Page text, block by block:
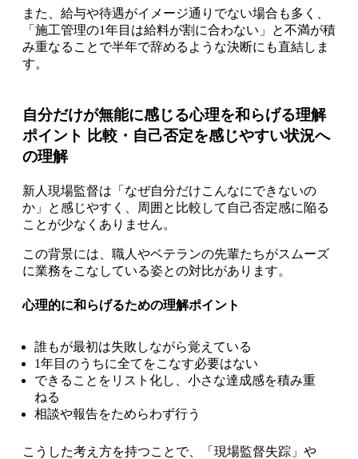
また、給与や待遇がイメージ通りでない場合も多く、
「施工管理の1年目は給料が割に合わない」と不満が積
み重なることで半年で辞めるような決断にも直結しま
す。
自分だけが無能に感じる心理を和らげる理解
ポイント 比較・自己否定を感じやすい状況へ
の理解
新人現場監督は「なぜ自分だけこんなにできないの
か」と感じやすく、周囲と比較して自己否定感に陥る
ことが少なくありません。
この背景には、職人やベテランの先輩たちがスムーズ
に業務をこなしている姿との対比があります。
心理的に和らげるための理解ポイント
誰もが最初は失敗しながら覚えている
1年目のうちに全てをこなす必要はない
できることをリスト化し、小さな達成感を積み重
ねる
相談や報告をためらわず行う
こうした考え方を持つことで、「現場監督失踪」や